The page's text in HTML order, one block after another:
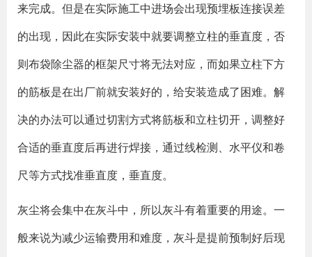
来完成。但是在实际施工中进场会出现预埋板连接误差
的出现，因此在实际安装中就要调整立柱的垂直度，否
则布袋除尘器的框架尺寸将无法对应，而如果立柱下方
的筋板是在出厂前就安装好的，给安装造成了困难。解
决的办法可以通过切割方式将筋板和立柱切开，调整好
合适的垂直度后再进行焊接，通过线检测、水平仪和卷
尺等方式找准垂直度，垂直度。
灰尘将会集中在灰斗中，所以灰斗有着重要的用途。一
般来说为减少运输费用和难度，灰斗是提前预制好后现